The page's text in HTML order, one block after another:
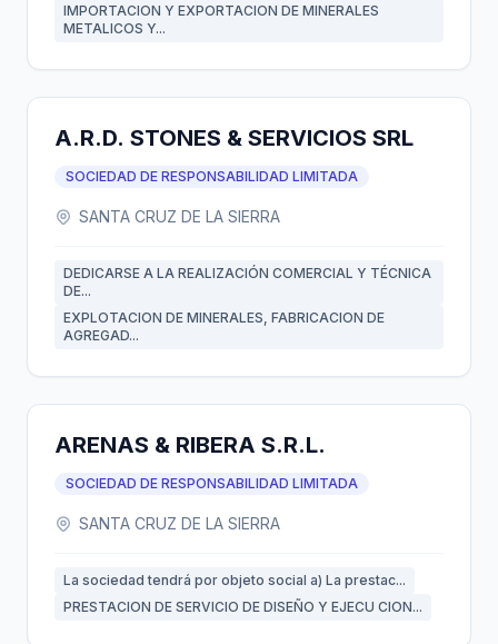
IMPORTACION Y EXPORTACION DE MINERALES
METALICOS Y...
A.R.D. STONES & SERVICIOS SRL
SOCIEDAD DE RESPONSABILIDAD LIMITADA
SANTA CRUZ DE LA SIERRA
DEDICARSE A LA REALIZACIÓN COMERCIAL Y TÉCNICA
DE...
EXPLOTACION DE MINERALES, FABRICACION DE
AGREGAD...
ARENAS & RIBERA S.R.L.
SOCIEDAD DE RESPONSABILIDAD LIMITADA
SANTA CRUZ DE LA SIERRA
La sociedad tendrá por objeto social a) La prestac...
PRESTACION DE SERVICIO DE DISEÑO Y EJECU CION...